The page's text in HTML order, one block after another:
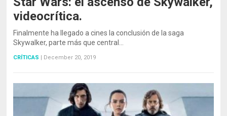
videocrítica.
Finalmente ha llegado a cines la conclusión de la saga
Skywalker, parte más que central…
CRÍTICAS December 20, 2019